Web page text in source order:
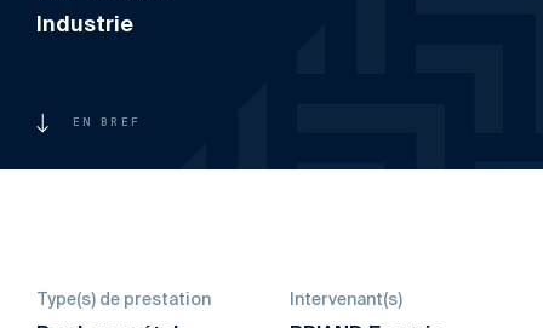
Industrie
EN BREF
Type(s) de prestation Intervenant(s)